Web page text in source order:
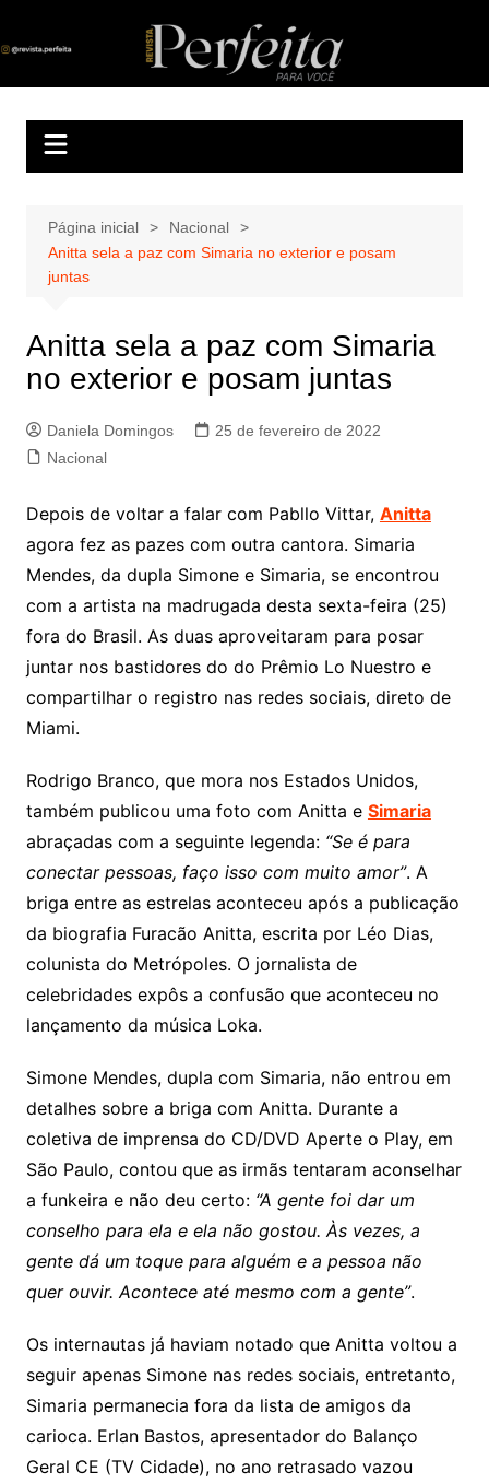
Revista Perfeita
A melhor revista eletrônica do interior de Sergipe
Página inicial
Nacional
Anitta sela a paz com Simaria no exterior e posam
juntas
Anitta sela a paz com Simaria
no exterior e posam juntas
Daniela Domingos
25 de fevereiro de 2022
Nacional
Depois de voltar a falar com Pabllo Vittar, Anitta
agora fez as pazes com outra cantora. Simaria
Mendes, da dupla Simone e Simaria, se encontrou
com a artista na madrugada desta sexta-feira (25)
fora do Brasil. As duas aproveitaram para posar
juntar nos bastidores do do Prêmio Lo Nuestro e
compartilhar o registro nas redes sociais, direto de
Miami.
Rodrigo Branco, que mora nos Estados Unidos,
também publicou uma foto com Anitta e Simaria
abraçadas com a seguinte legenda: “Se é para
conectar pessoas, faço isso com muito amor”. A
briga entre as estrelas aconteceu após a publicação
da biografia Furacão Anitta, escrita por Léo Dias,
colunista do Metrópoles. O jornalista de
celebridades expôs a confusão que aconteceu no
lançamento da música Loka.
Simone Mendes, dupla com Simaria, não entrou em
detalhes sobre a briga com Anitta. Durante a
coletiva de imprensa do CD/DVD Aperte o Play, em
São Paulo, contou que as irmãs tentaram aconselhar
a funkeira e não deu certo:“A gente foi dar um
conselho para ela e ela não gostou. Às vezes, a
gente dá um toque para alguém e a pessoa não
quer ouvir. Acontece até mesmo com a gente”.
Os internautas já haviam notado que Anitta voltou a
seguir apenas Simone nas redes sociais, entretanto,
Simaria permanecia fora da lista de amigos da
carioca. Erlan Bastos, apresentador do Balanço
Geral CE (TV Cidade), no ano retrasado vazou